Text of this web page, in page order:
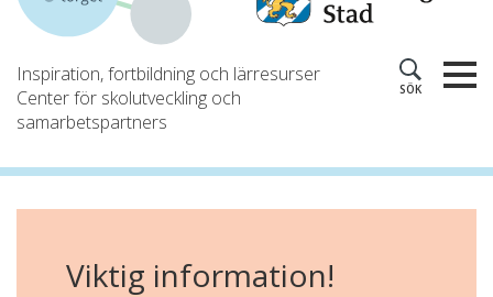
Inspiration, fortbildning och lärresurser
Center för skolutveckling och
samarbetspartners
SÖK
Viktig information!